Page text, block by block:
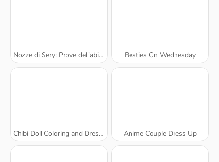
Nozze di Sery: Prove dell'abito Besties On Wednesday
Chibi Doll Coloring and Dress Up Anime Couple Dress Up